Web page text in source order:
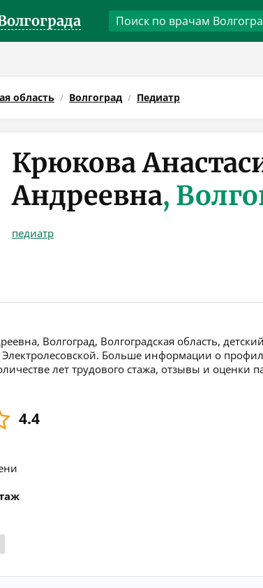
область Волгоград Педиатр
Крюкова
Андреевна,
педиатр
Волгоград, Волгоградская область,
Больше информации о
лет трудового стажа, отзывы и оценки
4.4